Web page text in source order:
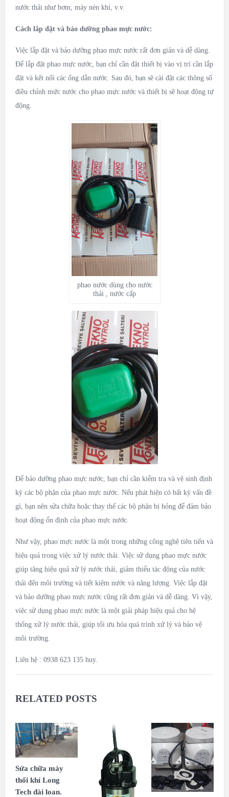
nước thải như bơm, máy nén khí, v.v.
Cách lắp đặt và bảo dưỡng phao mực nước:
Việc lắp đặt và bảo dưỡng phao mực nước rất đơn giản và dễ dàng.
Để lắp đặt phao mực nước, bạn chỉ cần đặt thiết bị vào vị trí cần lắp
đặt và kết nối các ống dẫn nước. Sau đó, bạn sẽ cài đặt các thông số
điều chỉnh mức nước cho phao mực nước và thiết bị sẽ hoạt động tự
động.
phao nước dùng cho nước
thải , nước cấp
Để bảo dưỡng phao mực nước, bạn chỉ cần kiểm tra và vệ sinh định
kỳ các bộ phận của phao mực nước. Nếu phát hiện có bất kỳ vấn đề
gì, bạn nên sửa chữa hoặc thay thế các bộ phận bị hỏng để đảm bảo
hoạt động ổn định của phao mực nước.
Như vậy, phao mực nước là một trong những công nghệ tiên tiến và
hiệu quả trong việc xử lý nước thải. Việc sử dụng phao mực nước
giúp tăng hiệu quả xử lý nước thải, giảm thiểu tác động của nước
thải đến môi trường và tiết kiệm nước và năng lượng. Việc lắp đặt
và bảo dưỡng phao mực nước cũng rất đơn giản và dễ dàng. Vì vậy,
việc sử dụng phao mực nước là một giải pháp hiệu quả cho hệ
thống xử lý nước thải, giúp tối ưu hóa quá trình xử lý và bảo vệ
môi trường.
Liên hệ : 0938 623 135 huy.
RELATED POSTS
Sửa chữa máy
thổi khí Long
Tech đài loan.